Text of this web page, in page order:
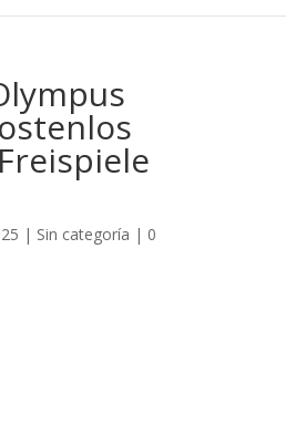
| Sin categoría | 0